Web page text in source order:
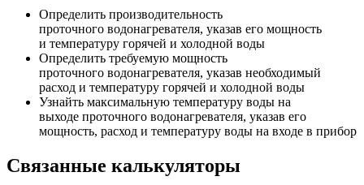
Определить производительность
проточного водонагревателя, указав его мощность
и температуру горячей и холодной воды
Определить требуемую мощность
проточного водонагревателя, указав необходимый
расход и температуру горячей и холодной воды
Узнайть максимальную температуру воды на
выходе проточного водонагревателя, указав его
мощность, расход и температуру воды на входе в прибор
Связанные калькуляторы